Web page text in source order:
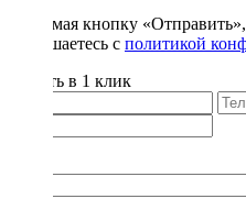
Нажимая кнопку
соглашаетесь с политикой
Купить в 1 клик